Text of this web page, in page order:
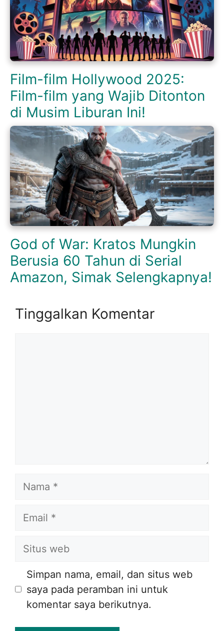
Film-film Hollywood 2025:
Film-film yang Wajib Ditonton
di Musim Liburan Ini!
God of War: Kratos Mungkin
Berusia 60 Tahun di Serial
Amazon, Simak Selengkapnya!
Tinggalkan Komentar
Nama
Email
Situs
Simpan nama, email, dan situs web
saya pada peramban ini untuk
komentar saya berikutnya.